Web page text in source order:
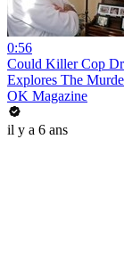
0:56
Could Killer Cop
Explores The
OK Magazine
il y a 6 ans